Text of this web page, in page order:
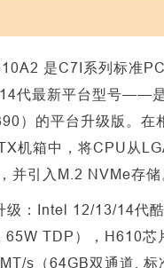
是C7I系列标准
14代最新平台型号——
）的平台升级版。在
机箱中，将CPU从
并引入M.2 NVMe存储
： Intel 12/13/14代
65W TDP），H610芯
s（64GB双通道, 标